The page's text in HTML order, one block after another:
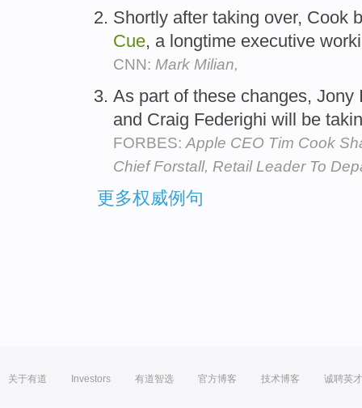
Shortly after taking over, Cook
Cue, a longtime executive
CNN: Mark Milian,
As part of these changes,
and Craig Federighi will be
FORBES: Apple CEO Tim Cook
Chief Forstall, Retail Leader To
更多权威例句
关于有道 Investors 有道智选 官方博客 技术博客 诚聘英才